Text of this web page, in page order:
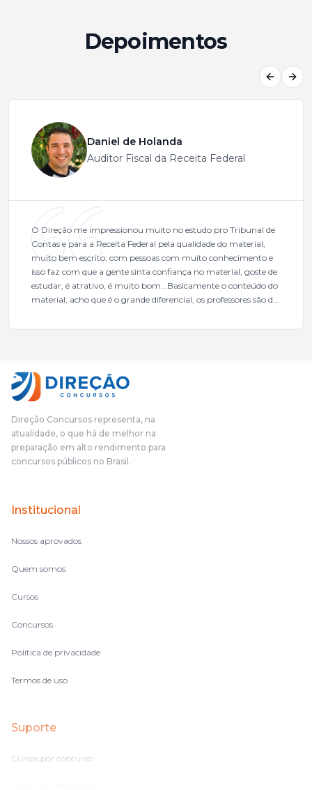
Depoimentos
Daniel de Holanda
Auditor Fiscal da Receita Federal
O Direção me impressionou muito no estudo pro Tribunal de
Contas e para a Receita Federal pela qualidade do material,
muito bem escrito, com pessoas com muito conhecimento e
isso faz com que a gente sinta confiança no material, goste de
estudar, é atrativo, é muito bom...Basicamente o conteúdo do
material, acho que é o grande diferencial, os professores são de
mais excelentes cargos da administração pública.Eu sempre
fundamental na minha derrota no ano passado para que eu
pudesse enxergar o que eu errei e corrigir minha rota.E além
das aulas vocês(Direção Concursos), que fizeram um
o aluno, além de ter que estudar, ele tem que perder tempo
fazendo um cronograma, num pós- edital é muito
complicado, é uma avalanche de informação, então vocês
terem feito isso é muito bacana, porque quando eu me sentia
no volume de matérias.
Direção Concursos representa, na
atualidade, o que há de melhor na
preparação em alto rendimento para
concursos públicos no Brasil.
Institucional
Nossos aprovados
Quem somos
Cursos
Concursos
Política de privacidade
Termos de uso
Suporte
Cursos por concurso